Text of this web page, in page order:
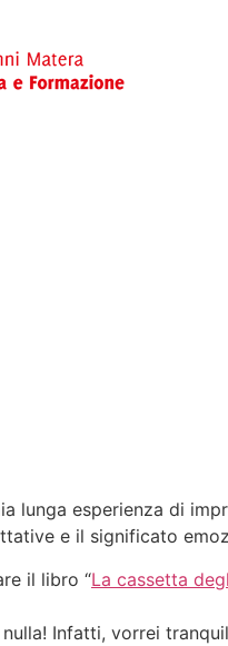
lunga esperienza di
e il significato
il libro “La cassetta
Infatti, vorrei